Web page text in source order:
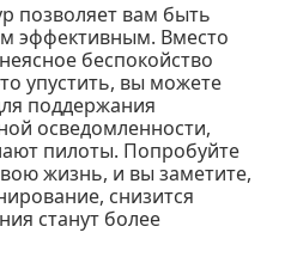
позволяет вам быть
эффективным. Вместо
беспокойство
упустить, вы можете
поддержания
осведомленности,
пилоты. Попробуйте
жизнь, и вы заметите,
снизится
станут более